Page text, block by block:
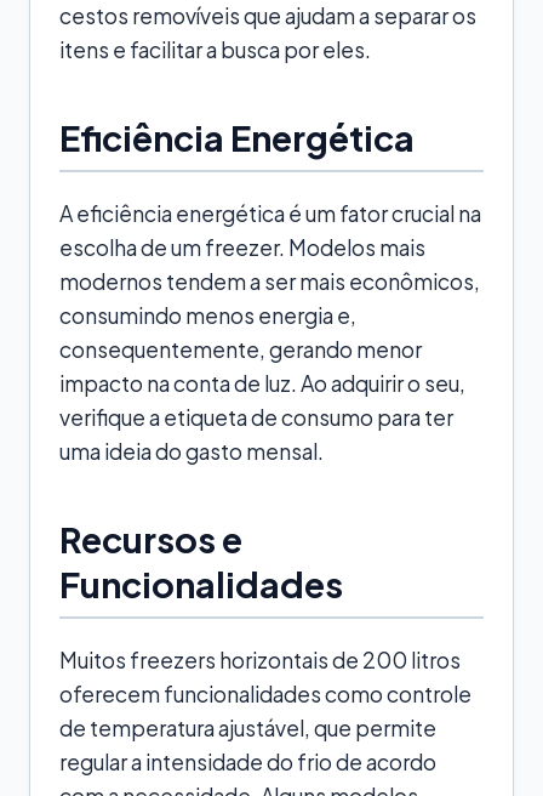
cestos removíveis que ajudam a separar os
itens e facilitar a busca por eles.
Eficiência Energética
A eficiência energética é um fator crucial na
escolha de um freezer. Modelos mais
modernos tendem a ser mais econômicos,
consumindo menos energia e,
consequentemente, gerando menor
impacto na conta de luz. Ao adquirir o seu,
verifique a etiqueta de consumo para ter
uma ideia do gasto mensal.
Recursos e
Funcionalidades
Muitos freezers horizontais de 200 litros
oferecem funcionalidades como controle
de temperatura ajustável, que permite
regular a intensidade do frio de acordo